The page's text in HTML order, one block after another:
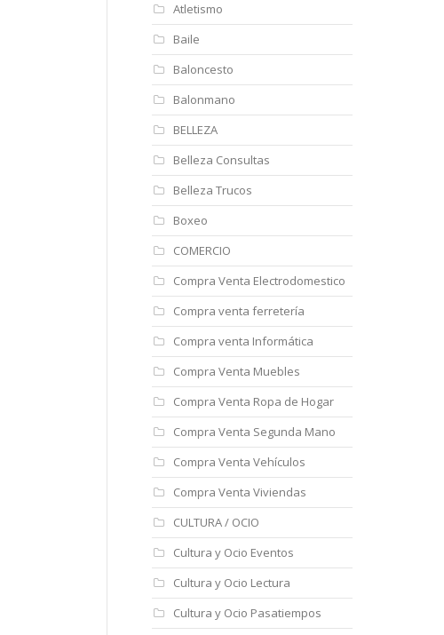
Atletismo
Baile
Baloncesto
Balonmano
BELLEZA
Belleza Consultas
Belleza Trucos
Boxeo
COMERCIO
Compra Venta Electrodomestico
Compra venta ferretería
Compra venta Informática
Compra Venta Muebles
Compra Venta Ropa de Hogar
Compra Venta Segunda Mano
Compra Venta Vehículos
Compra Venta Viviendas
CULTURA / OCIO
Cultura y Ocio Eventos
Cultura y Ocio Lectura
Cultura y Ocio Pasatiempos